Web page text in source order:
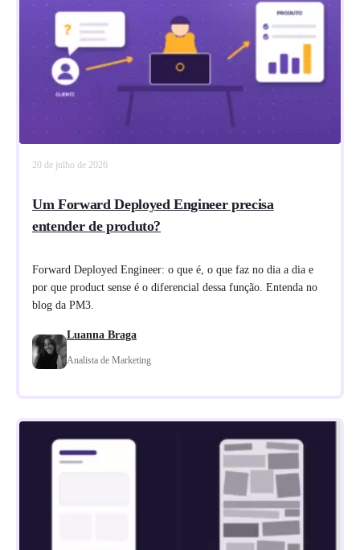
20 de julho de 2026
Um Forward Deployed Engineer precisa
entender de produto?
Forward Deployed Engineer: o que é, o que faz no dia a dia e
por que product sense é o diferencial dessa função. Entenda no
blog da PM3.
Luanna Braga
Analista de Marketing